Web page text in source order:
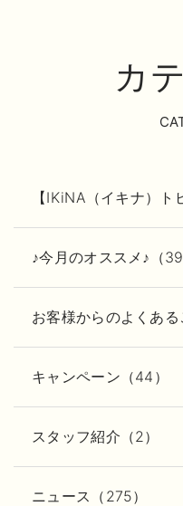
カ
【IKiNA（イキナ）ト
♪今月のオススメ♪（39
お客様からのよくある
キャンペーン（44）
スタッフ紹介（2）
ニュース（275）